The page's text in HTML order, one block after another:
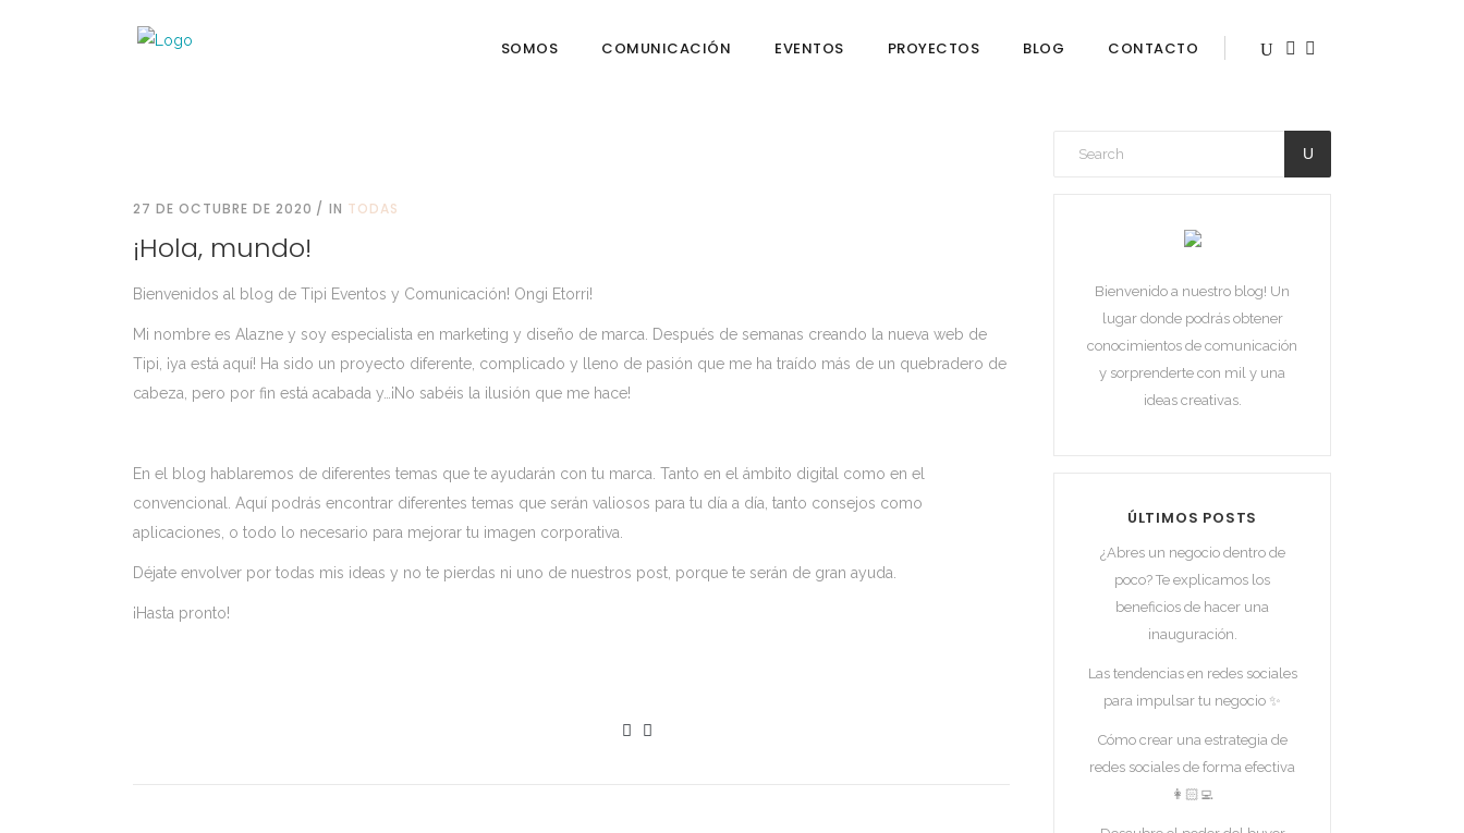
SOMOS COMUNICACIÓN EVENTOS PROYECTOS BLOG CONTACTO
27 DE OCTUBRE DE 2020 IN TODAS
¡Hola, mundo!
Bienvenidos al blog de Tipi Eventos y Comunicación! Ongi Etorri!
Mi nombre es Alazne y soy especialista en marketing y diseño de marca. Después de semanas creando la nueva web de
Tipi, ¡ya está aquí! Ha sido un proyecto diferente, complicado y lleno de pasión que me ha traído más de un quebradero de
cabeza, pero por fin está acabada y…¡No sabéis la ilusión que me hace!
En el blog hablaremos de diferentes temas que te ayudarán con tu marca. Tanto en el ámbito digital como en el
convencional. Aquí podrás encontrar diferentes temas que serán valiosos para tu día a día, tanto consejos como
aplicaciones, o todo lo necesario para mejorar tu imagen corporativa.
Déjate envolver por todas mis ideas y no te pierdas ni uno de nuestros post, porque te serán de gran ayuda.
¡Hasta pronto!
Bienvenido a nuestro blog! Un
lugar donde podrás obtener
conocimientos de comunicación
y sorprenderte con mil y una
ideas creativas.
ÚLTIMOS POSTS
¿Abres un negocio dentro de
poco? Te explicamos los
beneficios de hacer una
inauguración.
Las tendencias en redes sociales
para impulsar tu negocio ✨
Cómo crear una estrategia de
redes sociales de forma efectiva
👩🏻‍💻